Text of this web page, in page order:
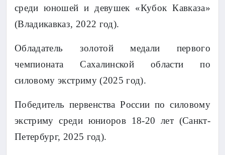
среди юношей и девушек «Кубок Кавказа»
(Владикавказ, 2022 год).
Обладатель золотой медали первого
чемпионата Сахалинской области по
силовому экстриму (2025 год).
Победитель первенства России по силовому
экстриму среди юниоров 18-20 лет (Санкт-
Петербург, 2025 год).